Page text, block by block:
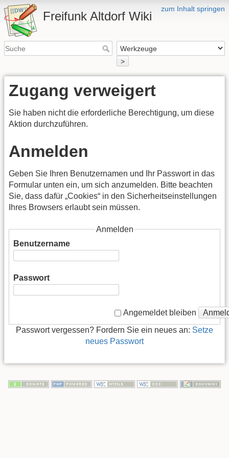
zum Inhalt springen
Freifunk Altdorf Wiki
>
Zugang verweigert
Sie haben nicht die erforderliche Berechtigung, um diese
Aktion durchzuführen.
Anmelden
Geben Sie Ihren Benutzernamen und Ihr Passwort in das
Formular unten ein, um sich anzumelden. Bitte beachten
Sie, dass dafür „Cookies“ in den Sicherheitseinstellungen
Ihres Browsers erlaubt sein müssen.
Anmelden
Benutzername
Passwort
Angemeldet bleiben
Passwort vergessen? Fordern Sie ein neues an: Setze
neues Passwort